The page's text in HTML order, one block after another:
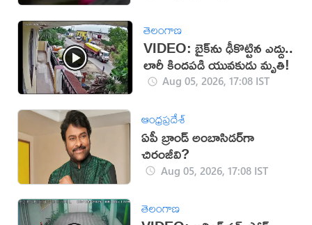
తెలంగాణ
VIDEO: బైక్‌ను ఢీకొట్టిన ఎద్దు..
లారీ కిందపడి యువకుడు మృతి!
Aug 05, 2026, 17:08 IST
ఆంధ్రప్రదేశ్
ఏపీ బ్రాండ్ అంబాసిడర్‌గా
చిరంజీవి?
Aug 05, 2026, 17:08 IST
తెలంగాణ